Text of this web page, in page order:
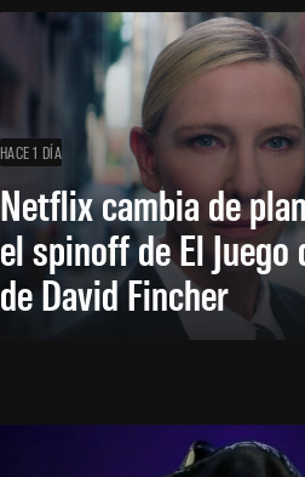
HACE 1 DÍA
Netflix cambia de
el spinoff de El Juego
de David Fincher